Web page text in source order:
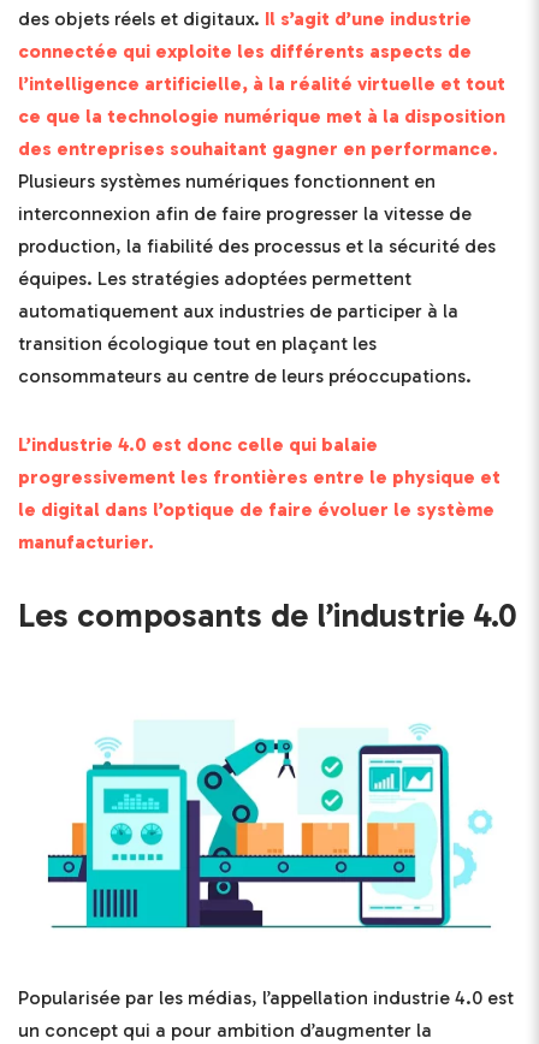
des objets réels et digitaux. Il s’agit d’une industrie
connectée qui exploite les différents aspects de
l’intelligence artificielle, à la réalité virtuelle et tout
ce que la technologie numérique met à la disposition
des entreprises souhaitant gagner en performance.
Plusieurs systèmes numériques fonctionnent en
interconnexion afin de faire progresser la vitesse de
production, la fiabilité des processus et la sécurité des
équipes. Les stratégies adoptées permettent
automatiquement aux industries de participer à la
transition écologique tout en plaçant les
consommateurs au centre de leurs préoccupations.
L’industrie 4.0 est donc celle qui balaie
progressivement les frontières entre le physique et
le digital dans l’optique de faire évoluer le système
manufacturier.
Les composants de l’industrie 4.0
Popularisée par les médias, l’appellation industrie 4.0 est
un concept qui a pour ambition d’augmenter la